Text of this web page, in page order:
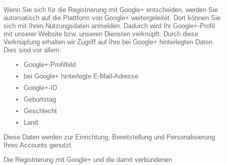
Wenn Sie sich für die Registrierung mit Google+ entscheiden, werden Sie
automatisch auf die Plattform von Google+ weitergeleitet. Dort können Sie
sich mit Ihren Nutzungsdaten anmelden. Dadurch wird Ihr Google+-Profil
mit unserer Website bzw. unseren Diensten verknüpft. Durch diese
Verknüpfung erhalten wir Zugriff auf Ihre bei Google+ hinterlegten Daten.
Dies sind vor allem:
Google+-Profilbild
bei Google+ hinterlegte E-Mail-Adresse
Google+-ID
Geburtstag
Geschlecht
Land
Diese Daten werden zur Einrichtung, Bereitstellung und Personalisierung
Ihres Accounts genutzt.
Die Registrierung mit Google+ und die damit verbundenen